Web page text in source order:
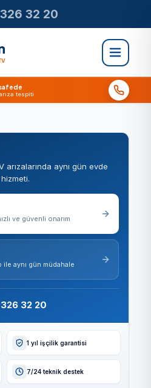
32 20
tespiti
arızalarında aynı gün evde
ve güvenli onarım
aynı gün müdahale
32 20
1 yıl işçilik garantisi
7/24 teknik destek